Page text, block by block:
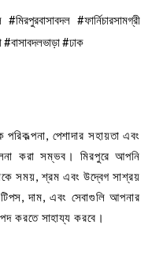
#ফার্নিচারসামগ্রী
#বাসাবদলভাড়া #ঢাক
পেশাদার সহায়তা এবং
করা সম্ভব। মিরপুরে আপনি
সময়, শ্রম এবং উদ্বেগ সাশ্রয়
দাম, এবং সেবাগুলি আপনার
করতে সাহায্য করবে।